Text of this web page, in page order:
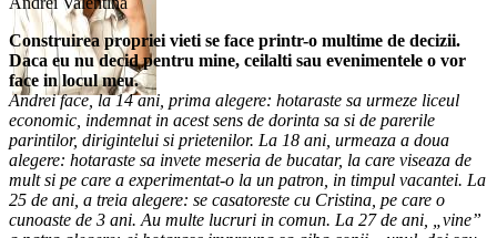
Construirea propriei vieti se face printr-o multime de decizii.
Daca eu nu decid pentru mine, ceilalti sau evenimentele o vor
face in locul meu.
Andrei face, la 14 ani, prima alegere: hotaraste sa urmeze liceul
economic, indemnat in acest sens de dorinta sa si de parerile
parintilor, dirigintelui si prietenilor. La 18 ani, urmeaza a doua
alegere: hotaraste sa invete meseria de bucatar, la care viseaza de
mult si pe care a experimentat-o la un patron, in timpul vacantei. La
25 de ani, a treia alegere: se casatoreste cu Cristina, pe care o
cunoaste de 3 ani. Au multe lucruri in comun. La 27 de ani, „vine”